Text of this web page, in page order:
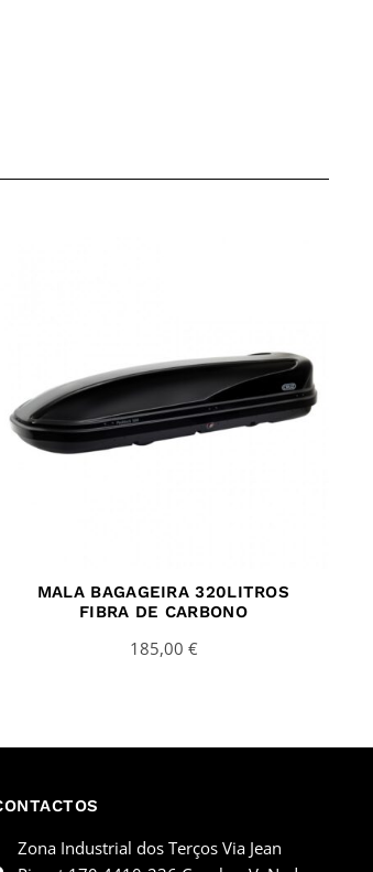
MALA BAGAGEIRA 320LITROS
FIBRA DE CARBONO
185,00 €
Zona Industrial dos Terços Via Jean